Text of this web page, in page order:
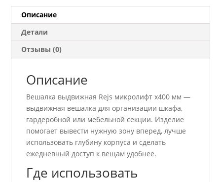
Описание
Детали
Отзывы (0)
Описание
Вешалка выдвижная Rejs микролифт x400 мм —
выдвижная вешалка для организации шкафа,
гардеробной или мебельной секции. Изделие
помогает вывести нужную зону вперед, лучше
использовать глубину корпуса и сделать
ежедневный доступ к вещам удобнее.
Где использовать